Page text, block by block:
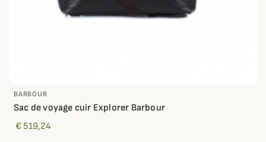
BARBOUR
Sac de voyage cuir Explorer Barbour
€ 519,24